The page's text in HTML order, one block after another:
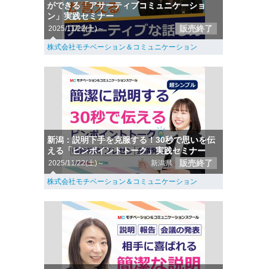
ができる「アサーティブコミュニケーショ
ン」実践セミナー
2025/11/22(土)～ 販売終了
株式会社モチベーション＆コミュニケーション
新潟：説明下手を克服する！30秒で思いを伝
える「ピンポイントトーク」実践セミナー
2025/11/22(土)～ 新潟県 販売終了
株式会社モチベーション＆コミュニケーション